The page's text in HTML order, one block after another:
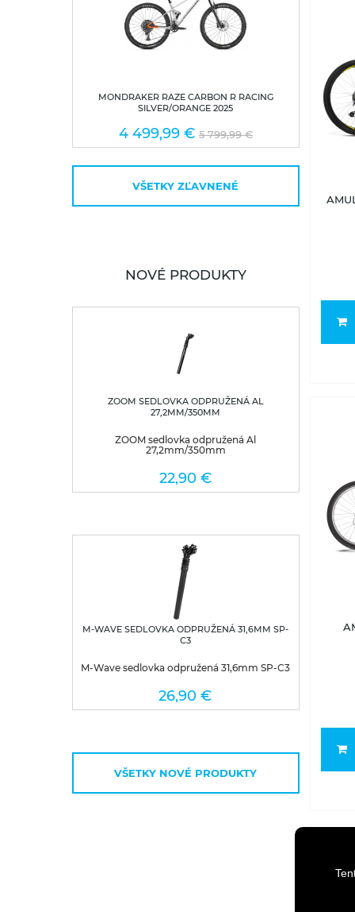
MONDRAKER RAZE CARBON R RACING
SILVER/ORANGE 2025
4 499,99 € 5 799,99 €
VŠETKY ZĽAVNENÉ
NOVÉ PRODUKTY
ZOOM SEDLOVKA ODPRUŽENÁ AL
27,2MM/350MM
ZOOM sedlovka odpružená Al
27,2mm/350mm
22,90 €
M-WAVE SEDLOVKA ODPRUŽENÁ 31,6MM SP-
C3
M-Wave sedlovka odpružená 31,6mm SP-C3
26,90 €
VŠETKY NOVÉ PRODUKTY